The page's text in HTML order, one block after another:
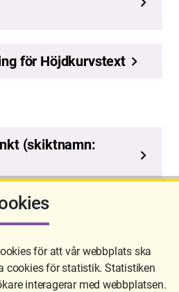
2026-05-26 08:08
för att vår webbplats ska
cookies för statistik. Statistiken
interagerar med webbplatsen.